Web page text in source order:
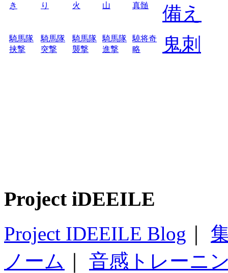
き
り
火
山
真髄
備え
騎馬隊
挟撃
騎馬隊
突撃
騎馬隊
襲撃
騎馬隊
進撃
驍将奇
略
鬼刺
Project iDEEILE
Project IDEEILE Blog
ノーム
音感トレーニ